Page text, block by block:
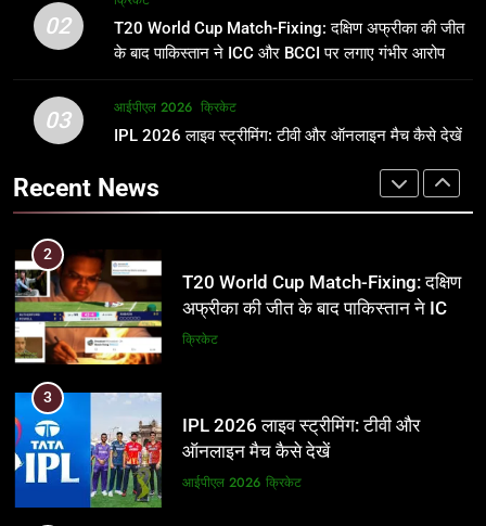
उम्र, परिवार, करियर और शादी से जुड़ी हर
जानकारी
क्रिकेट
2
T20 World Cup Match-Fixing: दक्षिण
3
IPL 2026 लाइव स्ट्रीमिंग: टीवी और
ऑनलाइन मैच कैसे देखें
आईपीएल 2026
4
IPL 2026 टिकट्स: बुकिंग, कीमतें, और
स्टेडियम की पूरी जानकारी
आईपीएल 2026 क्रिकेट
02
T20 World Cup Match-Fixing: दक्षिण अफ्रीका की जीत
के बाद पाकिस्तान ने ICC और BCCI पर लगाए गंभीर आरोप
03 आईपीएल 2026 क्रिकेट
IPL 2026 लाइव स्ट्रीमिंग: टीवी और ऑनलाइन मैच कैसे देखें
Recent News
फाइनल में हो सकती है महा-भिड़ंत, जानें पूरा
समीकरण
T20 वर्ल्ड कप 2026
1
अर्जुन तेंदुलकर की पत्नी सानिया चंडोक:
उम्र, परिवार, करियर और शादी से जुड़ी हर
2
T20 World Cup Match-Fixing: दक्षिण
अफ्रीका की जीत के बाद पाकिस्तान ने ICC
और BCCI पर लगाए गंभीर आरोप
क्रिकेट
3
IPL 2026 लाइव स्ट्रीमिंग: टीवी और
ऑनलाइन मैच कैसे देखें
आईपीएल 2026 क्रिकेट